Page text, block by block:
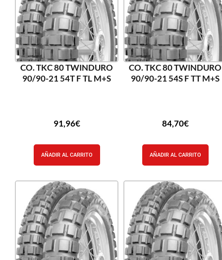
CO. TKC 80 TWINDURO
90/90-21 54T F TL M+S
91,96€
AÑADIR AL CARRITO
CO. TKC 80 TWINDURO
90/90-21 54S F TT M+S
84,70€
AÑADIR AL CARRITO